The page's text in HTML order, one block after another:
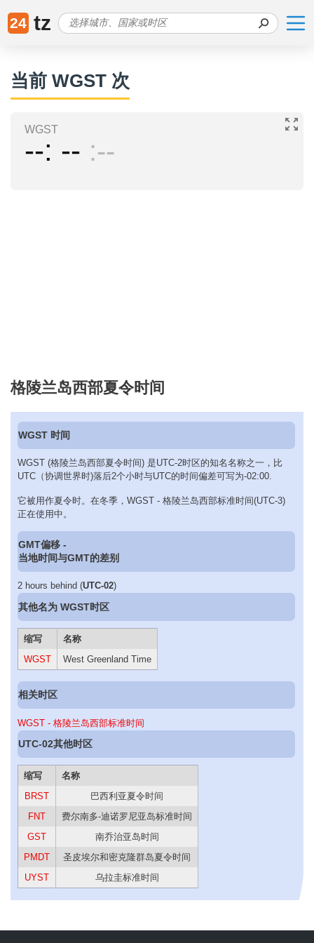
24 tz
当前 WGST 次
WGST
-- -- --
格陵兰岛西部夏令时间
WGST 时间
WGST (格陵兰岛西部夏令时间) 是UTC-2时区的知名名称之一，比
UTC（协调世界时)落后2个小时与UTC的时间偏差可写为-02:00.
它被用作夏令时。在冬季，WGST - 格陵兰岛西部标准时间(UTC-3)
正在使用中。
GMT偏移 -
当地时间与GMT的差别
2 hours behind (UTC-02)
其他名为 WGST时区
缩写
名称
WGST
West Greenland Time
相关时区
WGST - 格陵兰岛西部标准时间
UTC-02其他时区
缩写
名称
BRST
巴西利亚夏令时间
FNT
费尔南多-迪诺罗尼亚岛标准时间
GST
南乔治亚岛时间
PMDT
圣皮埃尔和密克隆群岛夏令时间
UYST
乌拉圭标准时间